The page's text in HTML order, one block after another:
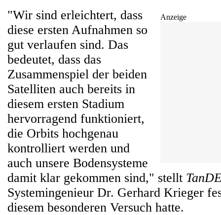
Anzeige
"Wir sind erleichtert, dass
diese ersten Aufnahmen so
gut verlaufen sind. Das
bedeutet, dass das
Zusammenspiel der beiden
Satelliten auch bereits in
diesem ersten Stadium
hervorragend funktioniert,
die Orbits hochgenau
kontrolliert werden und
auch unsere Bodensysteme
damit klar gekommen sind," stellt
Systemingenieur Dr. Gerhard Krieger
diesem besonderen Versuch hatte.